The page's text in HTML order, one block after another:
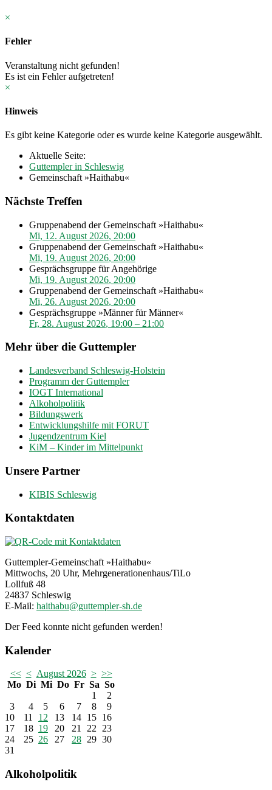
×
Fehler
Veranstaltung nicht gefunden!
Es ist ein Fehler aufgetreten!
×
Hinweis
Es gibt keine Kategorie oder es wurde keine Kategorie ausgewählt.
Aktuelle Seite:
Guttempler in Schleswig
Gemeinschaft »Haithabu«
Nächste Treffen
Gruppenabend der Gemeinschaft »Haithabu«
Mi, 12. August 2026, 20:00
Gruppenabend der Gemeinschaft »Haithabu«
Mi, 19. August 2026, 20:00
Gesprächsgruppe für Angehörige
Mi, 19. August 2026, 20:00
Gruppenabend der Gemeinschaft »Haithabu«
Mi, 26. August 2026, 20:00
Gesprächsgruppe »Männer für Männer«
Fr, 28. August 2026, 19:00 – 21:00
Mehr über die Guttempler
Landesverband Schleswig-Holstein
Programm der Guttempler
IOGT International
Alkoholpolitik
Bildungswerk
Entwicklungshilfe mit FORUT
Jugendzentrum Kiel
KiM – Kinder im Mittelpunkt
Unsere Partner
KIBIS Schleswig
Kontaktdaten
Guttempler-Gemeinschaft »Haithabu«
Mittwochs, 20 Uhr, Mehrgenerationenhaus/TiLo
Lollfuß 48
24837 Schleswig
E-Mail:
Der Feed konnte nicht gefunden werden!
Kalender
<< < August 2026 > >>
Mo Di Mi Do Fr Sa So
1
2
3
4 5 6 7 8
9
10
11 12 13 14 15 16
17
18 19 20 21 22 23
24
25 26 27 28 29 30
31
Alkoholpolitik